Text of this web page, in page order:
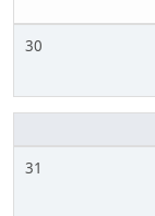
30
31